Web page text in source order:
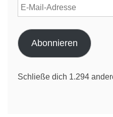
E-
Mail-
Adresse
Abonnieren
Schließe dich 1.294